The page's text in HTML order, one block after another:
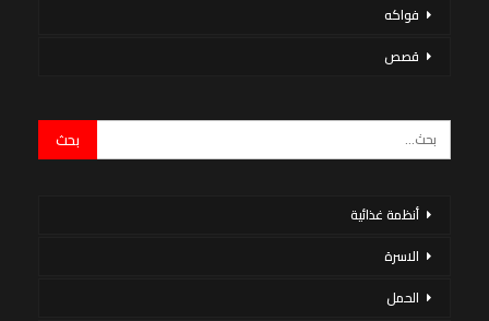
فواكه
قصص
أنظمة غذائية
الاسرة
الحمل